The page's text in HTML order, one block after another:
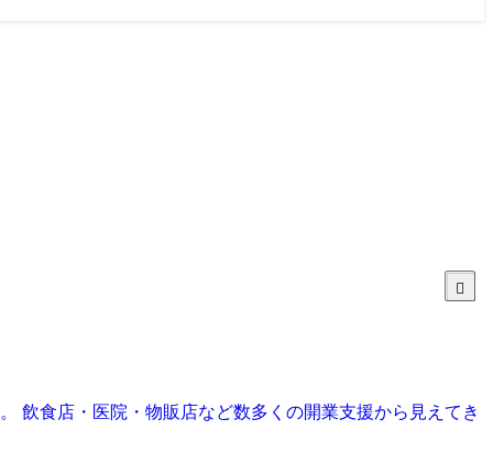
飲食店・医院・物販店など数多くの開業支援から見えてき